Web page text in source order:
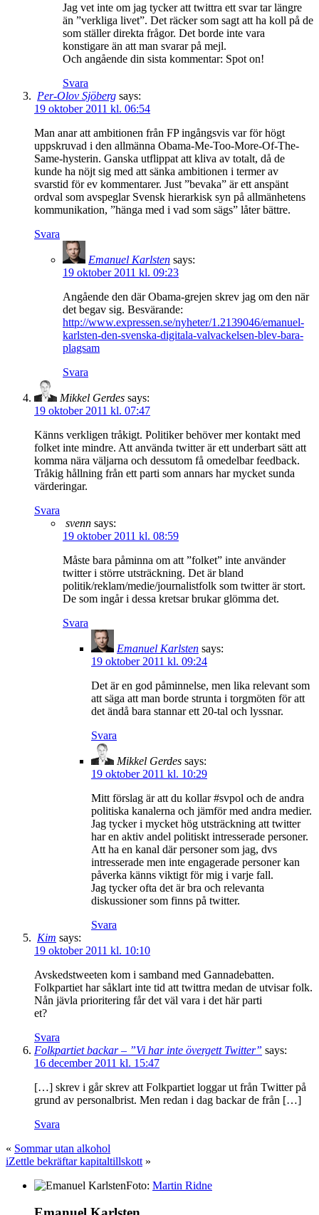
Jag vet inte om jag tycker att twittra ett svar tar längre
än ”verkliga livet”. Det räcker som sagt att ha koll på de
som ställer direkta frågor. Det borde inte vara
konstigare än att man svarar på mejl.
Och angående din sista kommentar: Spot on!
Svara
Per-Olov Sjöberg says:
19 oktober 2011 kl. 06:54
Man anar att ambitionen från FP ingångsvis var för högt
uppskruvad i den allmänna Obama-Me-Too-More-Of-The-
Same-hysterin. Ganska utflippat att kliva av totalt, då de
kunde ha nöjt sig med att sänka ambitionen i termer av
svarstid för ev kommentarer. Just ”bevaka” är ett anspänt
ordval som avspeglar Svensk hierarkisk syn på allmänhetens
kommunikation, ”hänga med i vad som sägs” låter bättre.
Svara
Emanuel Karlsten says:
19 oktober 2011 kl. 09:23
Angående den där Obama-grejen skrev jag om den när
det begav sig. Besvärande:
http://www.expressen.se/nyheter/1.2139046/emanuel-
karlsten-den-svenska-digitala-valvackelsen-blev-bara-
plagsam
Svara
Mikkel Gerdes says:
19 oktober 2011 kl. 07:47
Känns verkligen tråkigt. Politiker behöver mer kontakt med
folket inte mindre. Att använda twitter är ett underbart sätt att
komma nära väljarna och dessutom få omedelbar feedback.
Tråkig hållning från ett parti som annars har mycket sunda
värderingar.
Svara
svenn says:
19 oktober 2011 kl. 08:59
Måste bara påminna om att ”folket” inte använder
twitter i större utsträckning. Det är bland
politik/reklam/medie/journalistfolk som twitter är stort.
De som ingår i dessa kretsar brukar glömma det.
Svara
Emanuel Karlsten says:
19 oktober 2011 kl. 09:24
Det är en god påminnelse, men lika relevant som
att säga att man borde strunta i torgmöten för att
det ändå bara stannar ett 20-tal och lyssnar.
Svara
Mikkel Gerdes says:
19 oktober 2011 kl. 10:29
Mitt förslag är att du kollar #svpol och de andra
politiska kanalerna och jämför med andra medier.
Jag tycker i mycket hög utsträckning att twitter
har en aktiv andel politiskt intresserade personer.
Att ha en kanal där personer som jag, dvs
intresserade men inte engagerade personer kan
påverka känns viktigt för mig i varje fall.
Jag tycker ofta det är bra och relevanta
diskussioner som finns på twitter.
Svara
Kim says:
19 oktober 2011 kl. 10:10
Avskedstweeten kom i samband med Gannadebatten.
Folkpartiet har såklart inte tid att twittra medan de utvisar folk.
Nån jävla prioritering får det väl vara i det här parti
et?
Svara
Folkpartiet backar – ”Vi har inte övergett Twitter” says:
16 december 2011 kl. 15:47
[…] skrev i går skrev att Folkpartiet loggar ut från Twitter på
grund av personalbrist. Men redan i dag backar de från […]
Svara
« Sommar utan alkohol
iZettle bekräftar kapitaltillskott »
Foto: Martin Ridne